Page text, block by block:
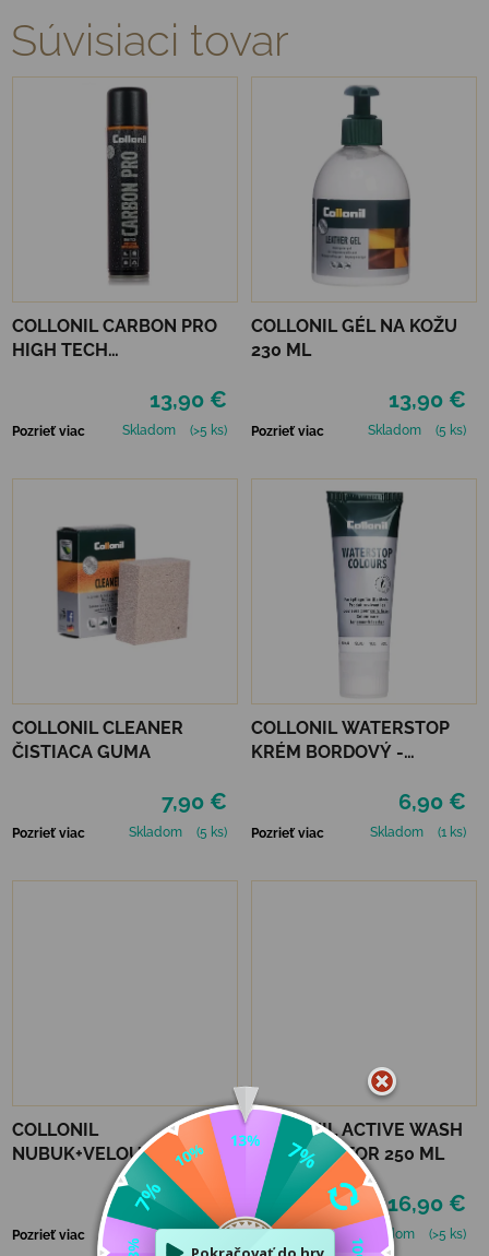
Súvisiaci tovar
COLLONIL CARBON PRO
HIGH TECH
13,90 €
Pozrieť viac Skladom (>5 ks)
COLLONIL GÉL NA KOŽU
230 ML
13,90 €
Pozrieť viac Skladom (5 ks)
COLLONIL CLEANER
ČISTIACA GUMA
7,90 €
Pozrieť viac Skladom (5 ks)
COLLONIL WATERSTOP
KRÉM BORDOVÝ -
6,90 €
Pozrieť viac Skladom (1 ks)
COLLONIL
NUBUK+VELOURS
STREDNE HNEDÝ
9,50 €
Pozrieť viac Skladom (4 ks)
COLLONIL ACTIVE WASH
IN PROTECTOR 250 ML
16,90 €
Skladom (>5 ks)